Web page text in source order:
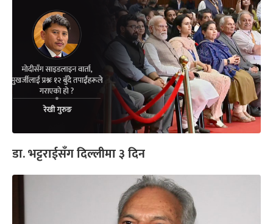
डा. भट्टराईसँग दिल्लीमा ३ दिन